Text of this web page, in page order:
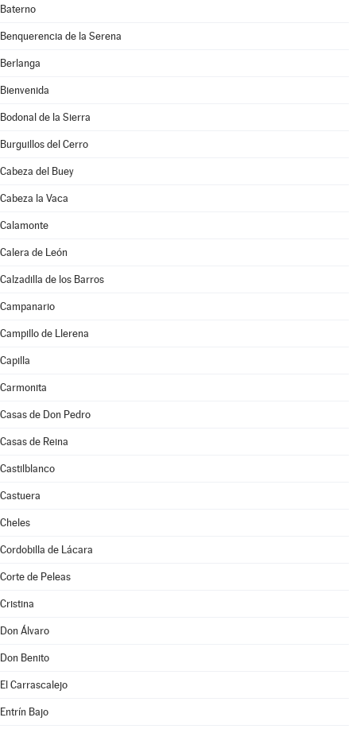
Baterno
Benquerencia de la Serena
Berlanga
Bienvenida
Bodonal de la Sierra
Burguillos del Cerro
Cabeza del Buey
Cabeza la Vaca
Calamonte
Calera de León
Calzadilla de los Barros
Campanario
Campillo de Llerena
Capilla
Carmonita
Casas de Don Pedro
Casas de Reina
Castilblanco
Castuera
Cheles
Cordobilla de Lácara
Corte de Peleas
Cristina
Don Álvaro
Don Benito
El Carrascalejo
Entrín Bajo